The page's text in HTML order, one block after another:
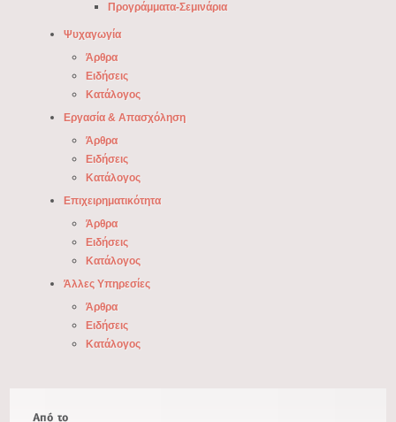
Προγράμματα-Σεμινάρια
Ψυχαγωγία
Άρθρα
Ειδήσεις
Κατάλογος
Εργασία & Απασχόληση
Άρθρα
Ειδήσεις
Κατάλογος
Επιχειρηματικότητα
Άρθρα
Ειδήσεις
Κατάλογος
Άλλες Υπηρεσίες
Άρθρα
Ειδήσεις
Κατάλογος